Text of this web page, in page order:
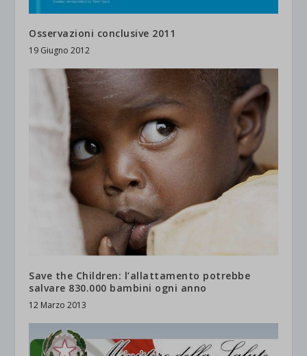
Osservazioni conclusive 2011
19 Giugno 2012
Save the Children: l’allattamento potrebbe
salvare 830.000 bambini ogni anno
12 Marzo 2013